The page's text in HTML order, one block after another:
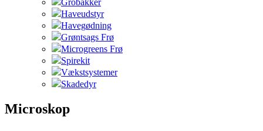
Grobakker
Haveudstyr
Havegødning
Grøntsags Frø
Microgreens Frø
Spirekit
Vækstsystemer
Skadedyr
Microskop